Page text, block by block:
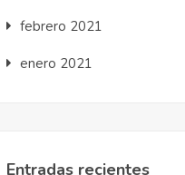
febrero 2021
enero 2021
Entradas recientes